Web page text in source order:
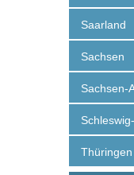
Saarland
Sachsen
Sachsen-
Thüringen